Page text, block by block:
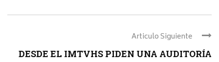
Articulo Siguiente
DESDE EL IMTVHS PIDEN UNA AUDITORÍA